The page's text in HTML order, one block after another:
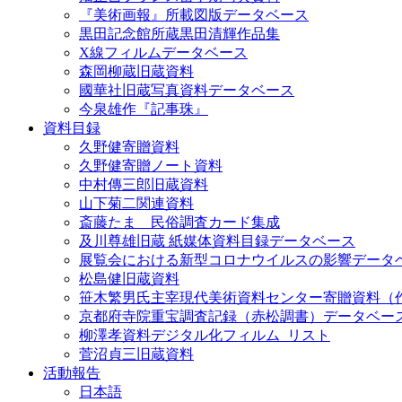
『美術画報』所載図版データベース
黒田記念館所蔵黒田清輝作品集
X線フィルムデータベース
森岡柳蔵旧蔵資料
國華社旧蔵写真資料データベース
今泉雄作『記事珠』
資料目録
久野健寄贈資料
久野健寄贈ノート資料
中村傳三郎旧蔵資料
山下菊二関連資料
斎藤たま 民俗調査カード集成
及川尊雄旧蔵 紙媒体資料目録データベース
展覧会における新型コロナウイルスの影響データ
松島健旧蔵資料
笹木繁男氏主宰現代美術資料センター寄贈資料（
京都府寺院重宝調査記録（赤松調書）データベー
柳澤孝資料デジタル化フィルム_リスト
菅沼貞三旧蔵資料
活動報告
日本語